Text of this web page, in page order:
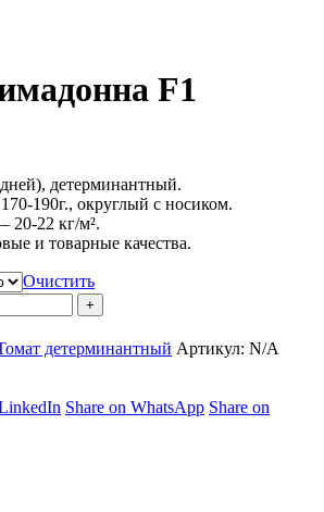
F1
₽
детерминантный.
190г., округлый с носиком.
20-22 кг/м².
и товарные качества.
Очистить
детерминантный Артикул: N/A
Share
Share on WhatsAppShare
Share on